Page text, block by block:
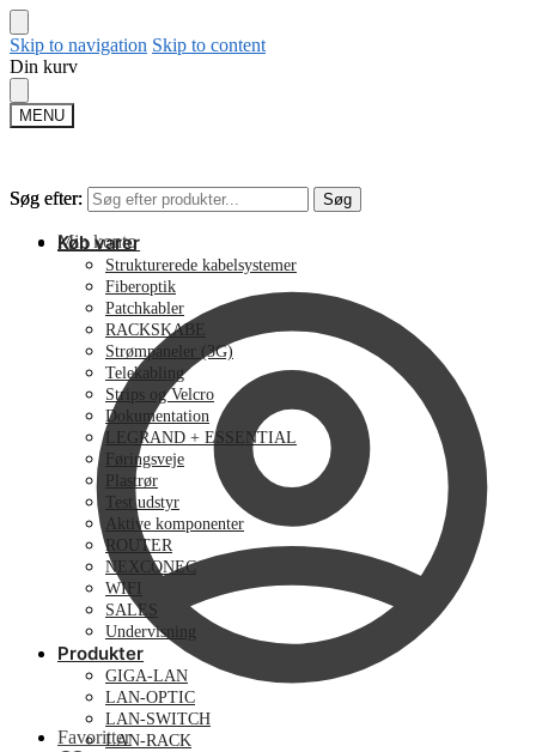
Skip to navigation Skip to content
Din kurv
MENU
Søg efter: Søg
Min konto
Favoritter
Søg efter: Søg
Køb varer
Strukturerede kabelsystemer
Fiberoptik
Patchkabler
RACKSKABE
Strømpaneler (3G)
Telekabling
Strips og Velcro
Dokumentation
LEGRAND + ESSENTIAL
Føringsveje
Plastrør
Test udstyr
Aktive komponenter
ROUTER
NEXCONEC
WIFI
SALES
Undervisning
Produkter
GIGA-LAN
LAN-OPTIC
LAN-SWITCH
LAN-RACK